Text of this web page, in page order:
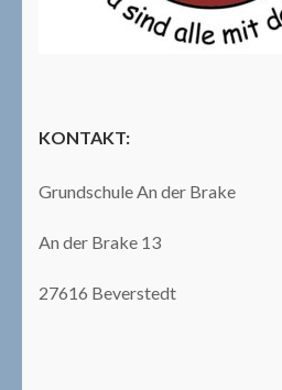
KONTAKT:
Grundschule An der Brake
An der Brake 13
27616 Beverstedt